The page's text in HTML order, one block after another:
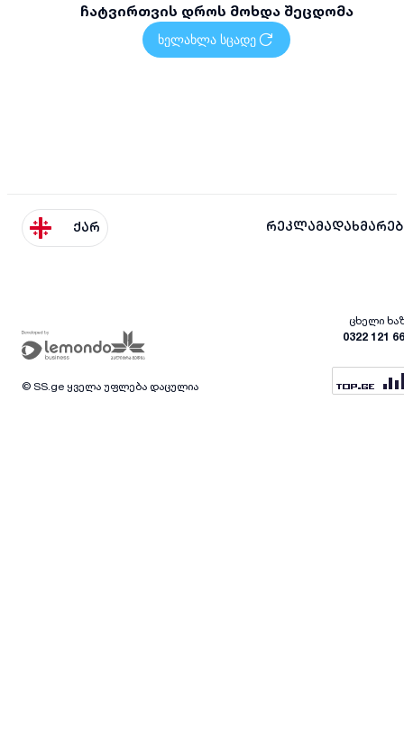
ჩატვირთვის დროს მოხდა შეცდომა
ხელახლა სცადე
ქარ რეკლამა
ცხელი
0322 121
© SS.ge ყველა უფლება დაცულია